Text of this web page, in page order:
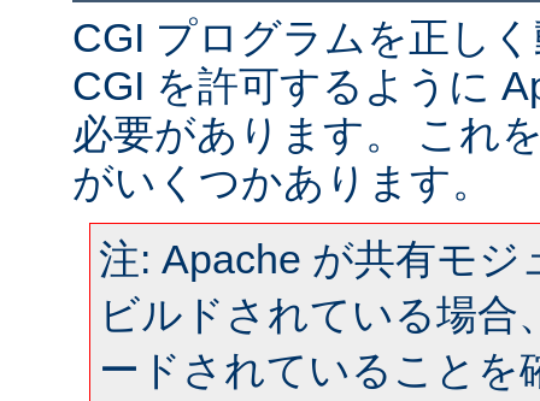
CGI プログラムを正し
CGI を許可するように
必要があります。 これ
がいくつかあります。
注: Apache が共有モジ
ビルドされている場合
ードされていることを